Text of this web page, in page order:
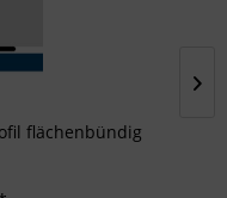
flächenbündig